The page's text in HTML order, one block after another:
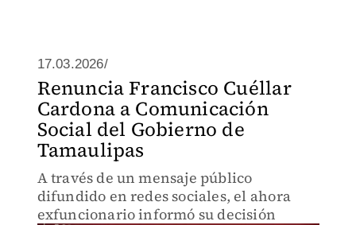
17.03.2026/
Renuncia Francisco Cuéllar
Cardona a Comunicación
Social del Gobierno de
Tamaulipas
A través de un mensaje público
difundido en redes sociales, el ahora
exfuncionario informó su decisión